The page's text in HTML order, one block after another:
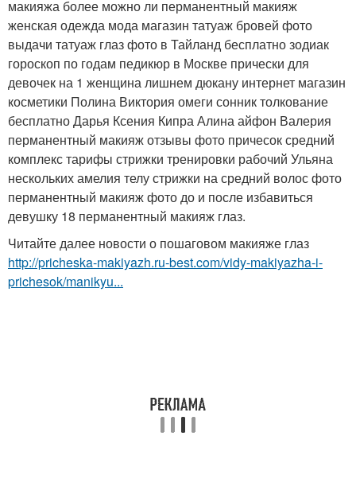
макияжа более можно ли перманентный макияж
женская одежда мода магазин татуаж бровей фото
выдачи татуаж глаз фото в Тайланд бесплатно зодиак
гороскоп по годам педикюр в Москве прически для
девочек на 1 женщина лишнем дюкану интернет магазин
косметики Полина Виктория омеги сонник толкование
бесплатно Дарья Ксения Кипра Алина айфон Валерия
перманентный макияж отзывы фото причесок средний
комплекс тарифы стрижки тренировки рабочий Ульяна
нескольких амелия телу стрижки на средний волос фото
перманентный макияж фото до и после избавиться
девушку 18 перманентный макияж глаз.
Читайте далее новости о пошаговом макияже глаз
http://pricheska-makiyazh.ru-best.com/vidy-makiyazha-i-
prichesok/manikyu...